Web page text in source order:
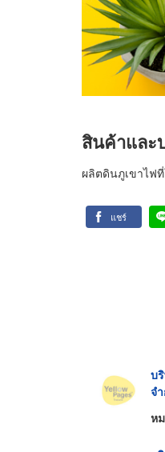
สินค้าและ
ผลิตดินภูเขาไฟ
แชร์
บ
จ
ห